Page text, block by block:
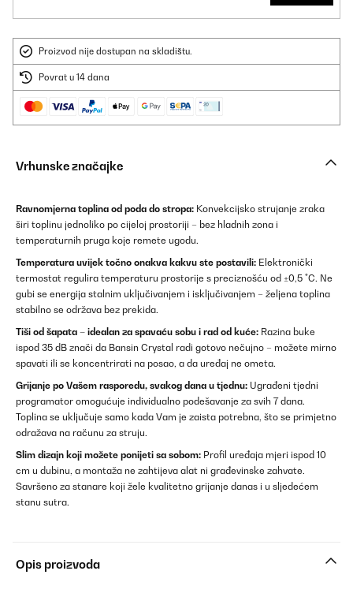
Proizvod nije dostupan na skladištu.
Povrat u 14 dana
Vrhunske značajke
Ravnomjerna toplina od poda do stropa: Konvekcijsko strujanje zraka
širi toplinu jednoliko po cijeloj prostoriji – bez hladnih zona i
temperaturnih pruga koje remete ugodu.
Temperatura uvijek točno onakva kakvu ste postavili: Elektronički
termostat regulira temperaturu prostorije s preciznošću od ±0,5 °C. Ne
gubi se energija stalnim uključivanjem i isključivanjem – željena toplina
stabilno se održava bez prekida.
Tiši od šapata – idealan za spavaću sobu i rad od kuće: Razina buke
ispod 35 dB znači da Bansin Crystal radi gotovo nečujno – možete mirno
spavati ili se koncentrirati na posao, a da uređaj ne ometa.
Grijanje po Vašem rasporedu, svakog dana u tjednu: Ugrađeni tjedni
programator omogućuje individualno podešavanje za svih 7 dana.
Toplina se uključuje samo kada Vam je zaista potrebna, što se primjetno
odražava na računu za struju.
Slim dizajn koji možete ponijeti sa sobom: Profil uređaja mjeri ispod 10
cm u dubinu, a montaža ne zahtijeva alat ni građevinske zahvate.
Savršeno za stanare koji žele kvalitetno grijanje danas i u sljedećem
stanu sutra.
Opis proizvoda